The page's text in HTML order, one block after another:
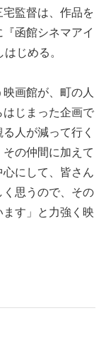
監督は、作品を
函館シネマアイ
じめる。
画館が、町の人
はじまった企画で
人が減って行く
の仲間に加えて
にして、皆さん
く思うので、その
す」と力強く映